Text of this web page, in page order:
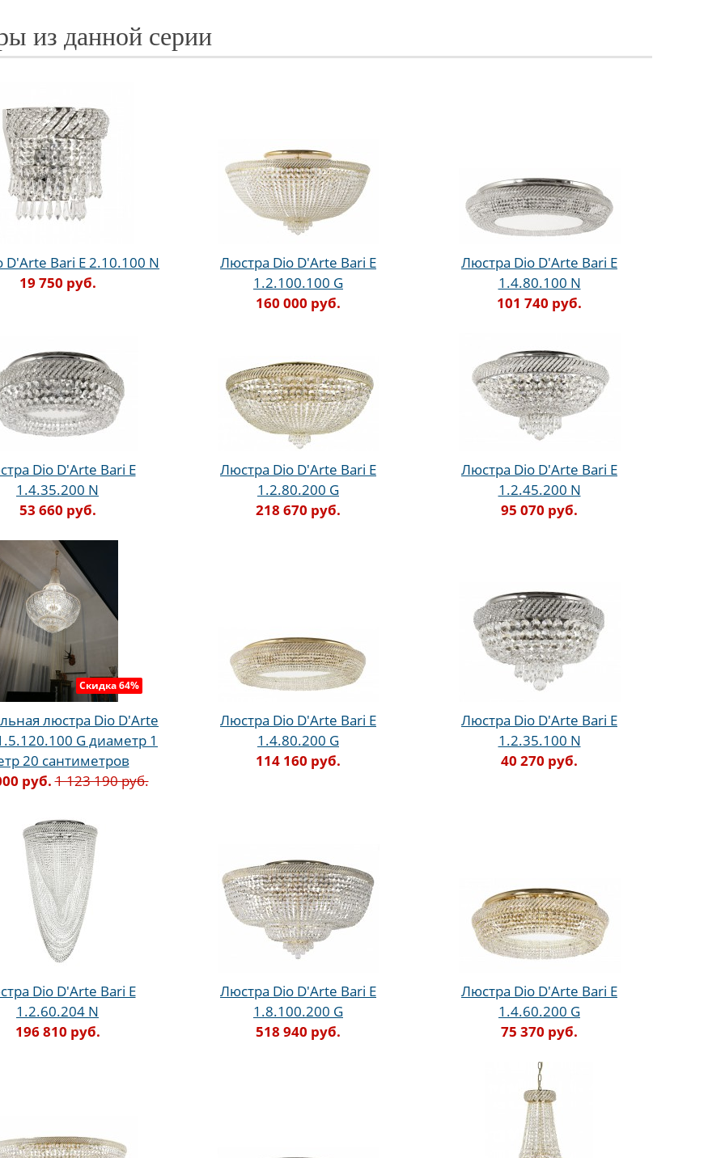
из данной серии
D'Arte Bari E 2.10.100 N
19 750 руб.
Люстра Dio D'Arte Bari E
1.2.100.100 G
160 000 руб.
Люстра Dio D'Arte Bari E
1.4.80.100 N
101 740 руб.
Dio D'Arte Bari E
1.4.35.200 N
53 660 руб.
Люстра Dio D'Arte Bari E
1.2.80.200 G
218 670 руб.
Люстра Dio D'Arte Bari E
1.2.45.200 N
95 070 руб.
Скидка 64%
люстра Dio D'Arte
G диаметр 1
20 сантиметров
руб.1 123 190 руб.
Люстра Dio D'Arte Bari E
1.4.80.200 G
114 160 руб.
Люстра Dio D'Arte Bari E
1.2.35.100 N
40 270 руб.
Dio D'Arte Bari E
1.2.60.204 N
196 810 руб.
Люстра Dio D'Arte Bari E
1.8.100.200 G
518 940 руб.
Люстра Dio D'Arte Bari E
1.4.60.200 G
75 370 руб.